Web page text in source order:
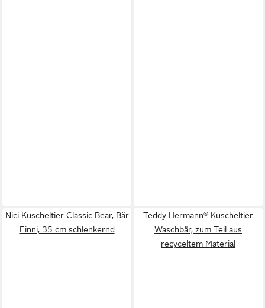
Nici Kuscheltier Classic Bear, Bär
Finni, 35 cm schlenkernd
Teddy Hermann® Kuscheltier
Waschbär, zum Teil aus
recyceltem Material